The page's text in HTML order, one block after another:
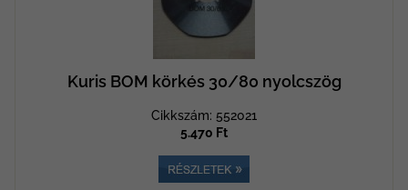
Kuris BOM körkés 30/80 nyolcszög
Cikkszám: 552021
5.470 Ft